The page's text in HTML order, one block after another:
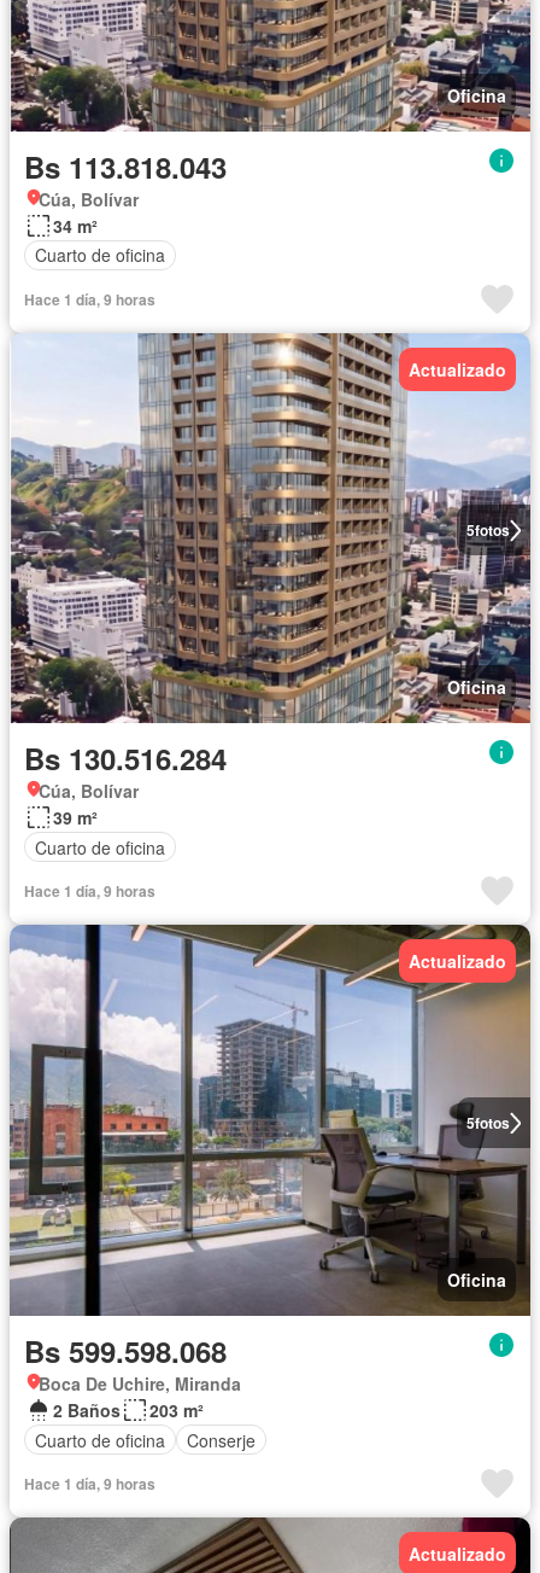
Oficina
Bs 113.818.043
Cúa, Bolívar
34 m²
Cuarto de oficina
Hace 1 día, 9 horas
5fotos
Actualizado
Oficina
Bs 130.516.284
Cúa, Bolívar
39 m²
Cuarto de oficina
Hace 1 día, 9 horas
5fotos
Actualizado
Oficina
Bs 599.598.068
Boca De Uchire, Miranda
2 Baños
203 m²
Cuarto de oficina
Conserje
Hace 1 día, 9 horas
Actualizado